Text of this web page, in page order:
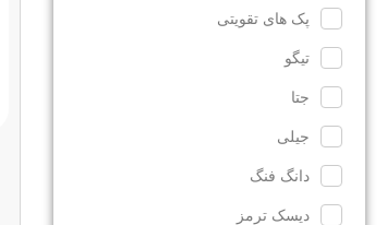
پک های تقویتی
تیگو
جتا
جیلی
دانگ فنگ
دیسک ترمز